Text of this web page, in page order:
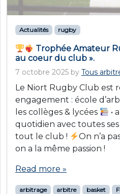
Actualités rugby
Trophée Amateur
au coeur du club ».
7 octobre 2025 by Tous
Le Niort Rugby Club est
engagement : école
les collèges & lycées
•
quotidien avec toutes
tout le club !
On n’a
on a la même passion !
Read more »
arbitrage arbitre basket